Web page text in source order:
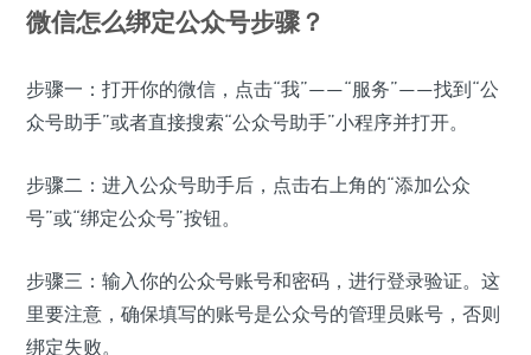
微信怎么绑定公众号步骤？
步骤一：打开你的微信，点击“我”——“服务”——找到“公
众号助手”或者直接搜索“公众号助手”小程序并打开。
步骤二：进入公众号助手后，点击右上角的“添加公众
号”或“绑定公众号”按钮。
步骤三：输入你的公众号账号和密码，进行登录验证。这
里要注意，确保填写的账号是公众号的管理员账号，否则
绑定失败。